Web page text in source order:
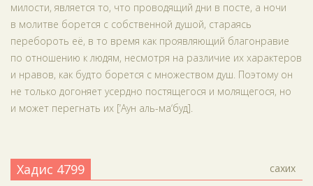
милости, является то, что проводящий дни в посте, а ночи
в молитве борется с собственной душой, стараясь
перебороть её, в то время как проявляющий благонравие
по отношению к людям, несмотря на различие их характеров
и нравов, как будто борется с множеством душ. Поэтому он
не только догоняет усердно постящегося и молящегося, но
и может перегнать их [‘Аун аль-ма‘буд].
Хадис 4799 сахих